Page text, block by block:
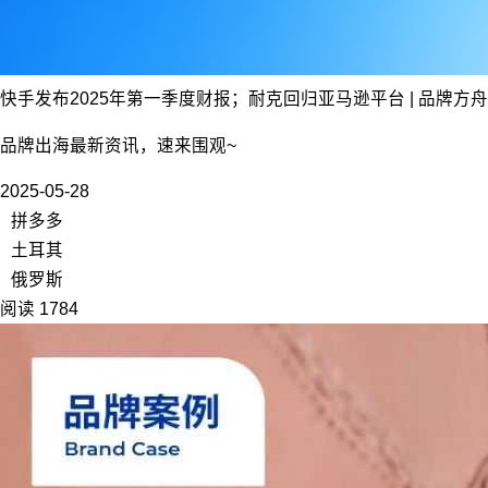
快手发布2025年第一季度财报；耐克回归亚马逊平台 | 品牌方
品牌出海最新资讯，速来围观~
2025-05-28
拼多多
土耳其
俄罗斯
阅读 1784